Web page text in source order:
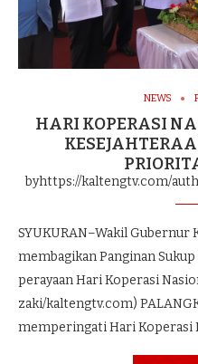
NEWS
HARI KOPERASI
byhttps://kaltengtv.com/
SYUKURAN–Wakil Gubernur
membagikan Panginan
perayaan Hari Koperasi
zaki/kaltengtv.com)
memperingati Hari Koperasi